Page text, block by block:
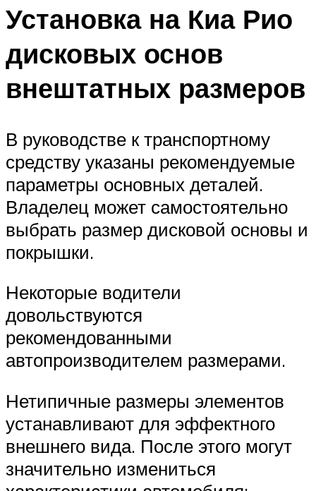
Установка на Киа Рио
дисковых основ
внештатных размеров
В руководстве к транспортному
средству указаны рекомендуемые
параметры основных деталей.
Владелец может самостоятельно
выбрать размер дисковой основы и
покрышки.
Некоторые водители
довольствуются
рекомендованными
автопроизводителем размерами.
Нетипичные размеры элементов
устанавливают для эффектного
внешнего вида. После этого могут
значительно измениться